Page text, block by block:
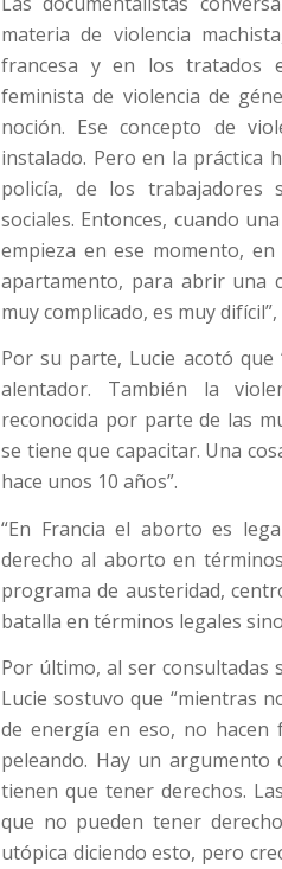
materia de violencia
francesa y en los tratados
feminista de violencia de
noción. Ese concepto de
instalado. Pero en la práctica
policía, de los trabajadores
sociales. Entonces, cuando
empieza en ese momento,
apartamento, para abrir una
muy complicado, es muy
Por su parte, Lucie acotó
alentador. También la
reconocida por parte de las
se tiene que capacitar. Una
hace unos 10 años”.
“En Francia el aborto es
derecho al aborto en
programa de austeridad,
batalla en términos legales
Por último, al ser
Lucie sostuvo que “mientras
de energía en eso, no
peleando. Hay un
tienen que tener derechos.
que no pueden tener
utópica diciendo esto, pero